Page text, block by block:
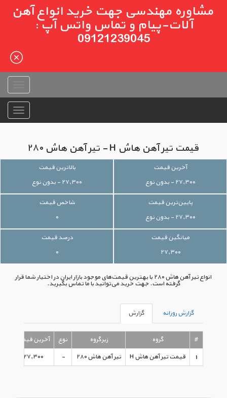
مشاوره مهندسی جهت خرید انواع آهن
آلات-پیام و تماس واتس آپ :
09121239045
قیمت تیر آهن هاش H - تیر آهن هاش ۲۸۰
آخرین قیمت
۲۷,۳۰۰ - بدون نوع
بالاترین قیمت
۲۷,۳۰۰ - بدون نوع
پایین‌ترین قیمت
۲۷,۳۰۰ - بدون نوع
شاخص قیمت
۰
میانگین قیمت
۲۷,۳۰۰
درصد قیمت
۰
انواع تیر آهن هاش ۲۸۰ با بهترین قیمت‌های موجود بازار ایران در اختیار شما قرار
گرفته است. جهت خرید می‌توانید با ما تماس بگیرید.
گزارش روزانه گزارش
# گروه زیرگروه نوع
آخرین قیمت
1
قیمت تیر آهن هاش H تیر آهن هاش ۲۸۰ - ۲۷,۳۰۰